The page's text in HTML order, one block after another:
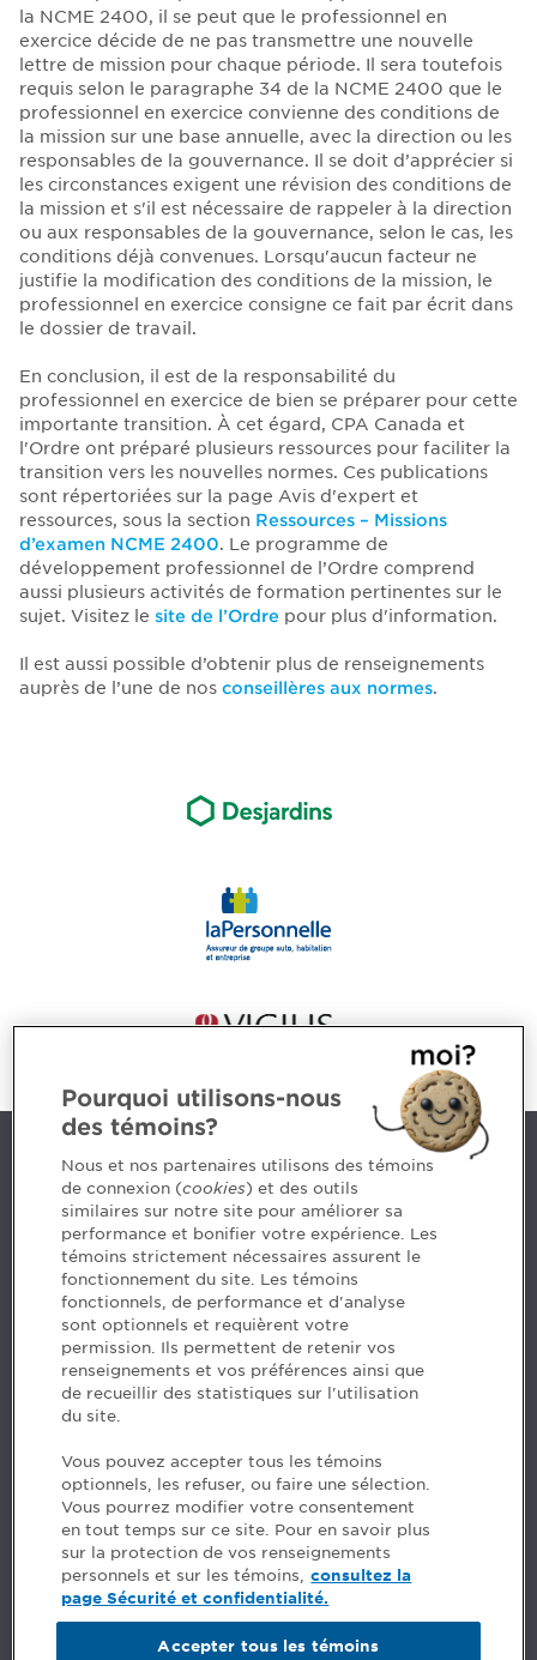
la NCME 2400, il se peut que le professionnel en
exercice décide de ne pas transmettre une nouvelle
lettre de mission pour chaque période. Il sera toutefois
requis selon le paragraphe 34 de la NCME 2400 que le
professionnel en exercice convienne des conditions de
la mission sur une base annuelle, avec la direction ou les
responsables de la gouvernance. Il se doit d’apprécier si
les circonstances exigent une révision des conditions de
la mission et s'il est nécessaire de rappeler à la direction
ou aux responsables de la gouvernance, selon le cas, les
conditions déjà convenues. Lorsqu'aucun facteur ne
justifie la modification des conditions de la mission, le
professionnel en exercice consigne ce fait par écrit dans
le dossier de travail.
En conclusion, il est de la responsabilité du
professionnel en exercice de bien se préparer pour cette
importante transition. À cet égard, CPA Canada et
l'Ordre ont préparé plusieurs ressources pour faciliter la
transition vers les nouvelles normes. Ces publications
sont répertoriées sur la page Avis d'expert et
ressources, sous la section Ressources – Missions
d’examen NCME 2400. Le programme de
développement professionnel de l’Ordre comprend
aussi plusieurs activités de formation pertinentes sur le
sujet. Visitez le site de l’Ordre pour plus d'information.
Il est aussi possible d’obtenir plus de renseignements
auprès de l’une de nos conseillères aux normes.
Nous joindre
5, Place Ville Marie, bureau 800, Montréal (Québec)
H3B 2G2
www.cpaquebec.ca
Des questions? Faites appel à notre équipe >
Envie de mettre de l’Ordre dans votre carrière? Voyez
les postes disponibles >
Facebook - Devenir CPA
Instagram
LinkedIn - CPA
LinkedIn - 20 minutes CPA
LinkedIn - Emploi CPA
TikTok
Pourquoi utilisons-nous
des témoins?
Nous et nos partenaires utilisons des témoins
de connexion (cookies) et des outils
similaires sur notre site pour améliorer sa
performance et bonifier votre expérience. Les
témoins strictement nécessaires assurent le
fonctionnement du site. Les témoins
fonctionnels, de performance et d'analyse
sont optionnels et requièrent votre
permission. Ils permettent de retenir vos
renseignements et vos préférences ainsi que
de recueillir des statistiques sur l'utilisation
du site.
Vous pouvez accepter tous les témoins
optionnels, les refuser, ou faire une sélection.
Vous pourrez modifier votre consentement
en tout temps sur ce site. Pour en savoir plus
sur la protection de vos renseignements
personnels et sur les témoins, consultez la
page Sécurité et confidentialité.
Accepter tous les témoins